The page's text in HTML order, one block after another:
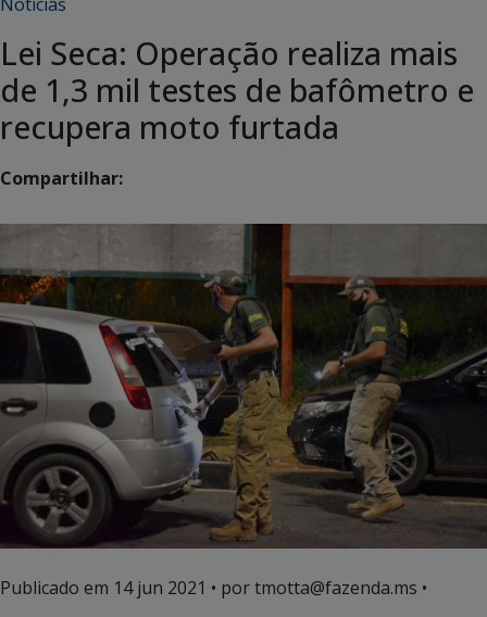
Lei Seca: Operação realiza mais
de 1,3 mil testes de bafômetro e
recupera moto furtada
Compartilhar:
Publicado em 14 jun 2021 • por tmotta@fazenda.ms •